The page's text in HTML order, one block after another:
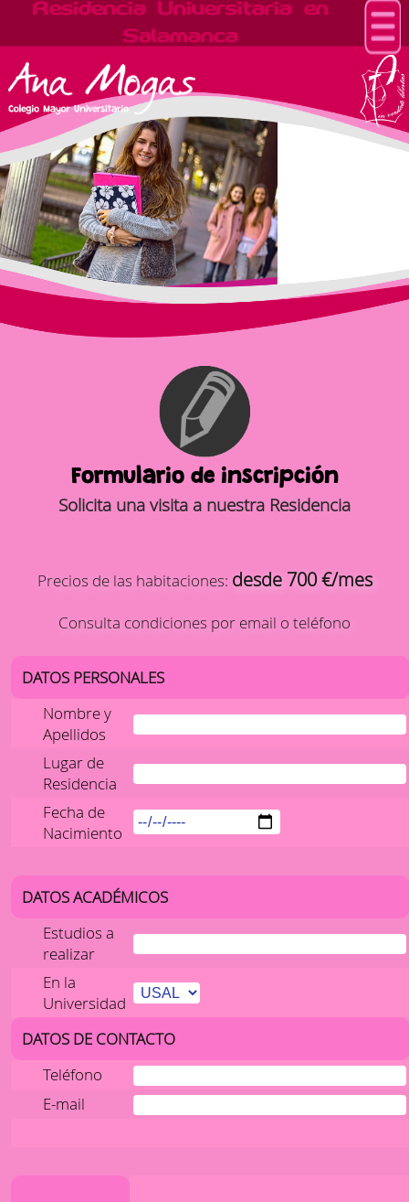
Residencia Universitaria en
Salamanca
Formulario de inscripción
Solicita una visita a nuestra Residencia
Precios de las habitaciones: desde 700 €/mes
Consulta condiciones por email o teléfono
DATOS PERSONALES
Nombre y
Apellidos
Lugar de
Residencia
Fecha de
Nacimiento
DATOS ACADÉMICOS
Estudios a
realizar
En la
Universidad
DATOS DE CONTACTO
Teléfono
E-mail